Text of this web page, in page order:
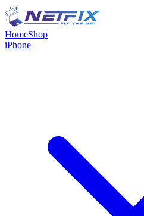
HomeShop
iPhone